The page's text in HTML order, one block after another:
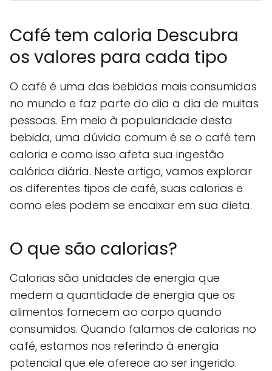
Café tem caloria Descubra
os valores para cada tipo
O café é uma das bebidas mais consumidas
no mundo e faz parte do dia a dia de muitas
pessoas. Em meio à popularidade desta
bebida, uma dúvida comum é se o café tem
caloria e como isso afeta sua ingestão
calórica diária. Neste artigo, vamos explorar
os diferentes tipos de café, suas calorias e
como eles podem se encaixar em sua dieta.
O que são calorias?
Calorias são unidades de energia que
medem a quantidade de energia que os
alimentos fornecem ao corpo quando
consumidos. Quando falamos de calorias no
café, estamos nos referindo à energia
potencial que ele oferece ao ser ingerido.